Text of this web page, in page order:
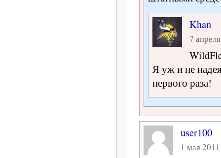
Khan
7
Я уж и не
первого раза!
user100
1 мая